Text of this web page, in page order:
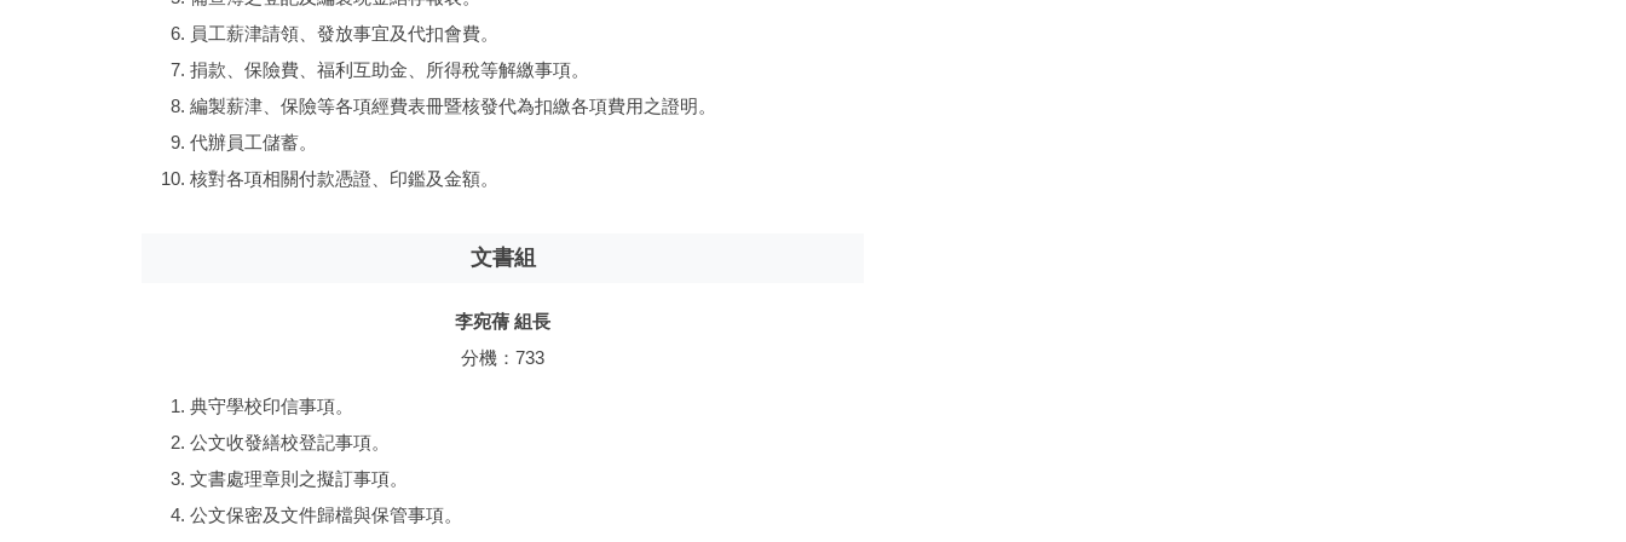
員工薪津請領、發放事宜及代扣會費。
捐款、保險費、福利互助金、所得稅等解繳事項。
編製薪津、保險等各項經費表冊暨核發代為扣繳各項費用之證明。
代辦員工儲蓄。
核對各項相關付款憑證、印鑑及金額。
文書組
李宛蒨 組長
分機：733
典守學校印信事項。
公文收發繕校登記事項。
文書處理章則之擬訂事項。
公文保密及文件歸檔與保管事項。